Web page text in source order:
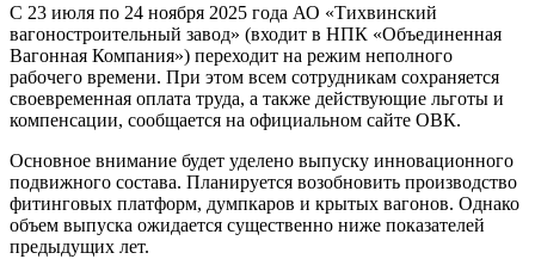
С 23 июля по 24 ноября 2025 года АО «Тихвинский
вагоностроительный завод» (входит в НПК «Объединенная
Вагонная Компания») переходит на режим неполного
рабочего времени. При этом всем сотрудникам сохраняется
своевременная оплата труда, а также действующие льготы и
компенсации, сообщается на официальном сайте ОВК.
Основное внимание будет уделено выпуску инновационного
подвижного состава. Планируется возобновить производство
фитинговых платформ, думпкаров и крытых вагонов. Однако
объем выпуска ожидается существенно ниже показателей
предыдущих лет.